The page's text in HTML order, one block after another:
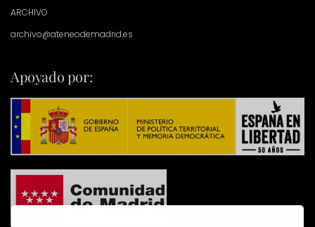
ARCHIVO
archivo@ateneodemadrid.es
Apoyado por: